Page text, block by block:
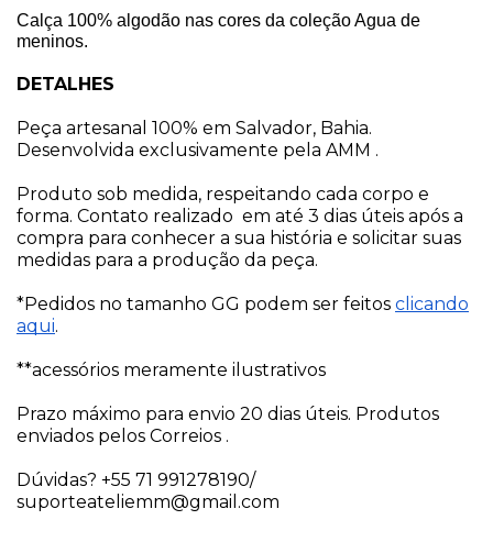
Calça 100% algodão nas cores da coleção Agua de
meninos.
DETALHES
Peça artesanal 100% em Salvador, Bahia.
Desenvolvida exclusivamente pela AMM .
Produto sob medida, respeitando cada corpo e
forma. Contato realizado em até 3 dias úteis após a
compra para conhecer a sua história e solicitar suas
medidas para a produção da peça.
*Pedidos no tamanho GG podem ser feitos clicando
aqui.
**acessórios meramente ilustrativos
Prazo máximo para envio 20 dias úteis. Produtos
enviados pelos Correios .
Dúvidas? +55 71 991278190/
suporteateliemm@gmail.com